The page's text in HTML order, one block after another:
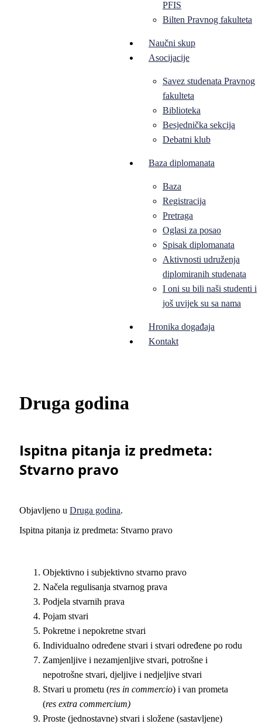
PFIS
Bilten Pravnog fakulteta
Naučni skup
Asocijacije
Savez studenata Pravnog
fakulteta
Biblioteka
Besjednička sekcija
Debatni klub
Baza diplomanata
Baza
Registracija
Pretraga
Oglasi za posao
Spisak diplomanata
Aktivnosti udruženja
diplomiranih studenata
I oni su bili naši studenti i
još uvijek su sa nama
Hronika događaja
Kontakt
Druga godina
Ispitna pitanja iz predmeta:
Stvarno pravo
Objavljeno u Druga godina.
Ispitna pitanja iz predmeta: Stvarno pravo
Objektivno i subjektivno stvarno pravo
Načela regulisanja stvarnog prava
Podjela stvarnih prava
Pojam stvari
Pokretne i nepokretne stvari
Individualno određene stvari i stvari određene po rodu
Zamjenljive i nezamjenljive stvari, potrošne i
nepotrošne stvari, djeljive i nedjeljive stvari
Stvari u prometu (res in commercio) i van prometa
(res extra commercium)
Proste (jednostavne) stvari i složene (sastavljene)